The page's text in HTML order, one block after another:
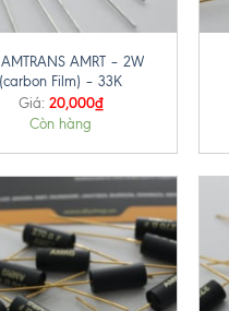
AMRT – 2W
(carbon Film) – 33K
Giá: 20,000₫
Còn hàng